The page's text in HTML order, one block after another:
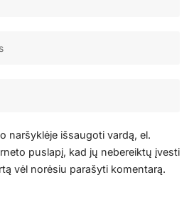
naršyklėje išsaugoti vardą, el.
puslapį, kad jų nebereiktų įvesti
vėl norėsiu parašyti komentarą.